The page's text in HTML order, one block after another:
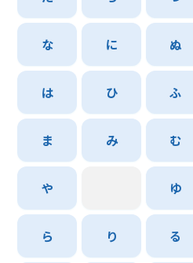
な に ぬ
は ひ ふ
ま み む
や ゆ
ら り る